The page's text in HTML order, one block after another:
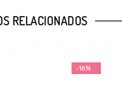
RELACIONADOS
-15%